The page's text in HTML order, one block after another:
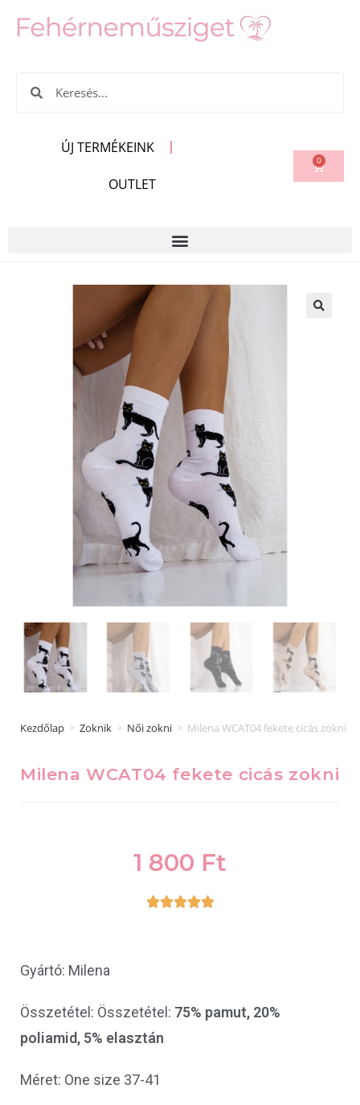
ÚJ TERMÉKEINK
OUTLET
0
Kezdőlap > Zoknik > Női zokni > Milena WCAT04 fekete cicás zokni
Milena WCAT04 fekete cicás zokni
1 800 Ft

Gyártó: Milena
Összetétel: Összetétel: 75% pamut, 20%
poliamid, 5% elasztán
Méret: One size 37-41